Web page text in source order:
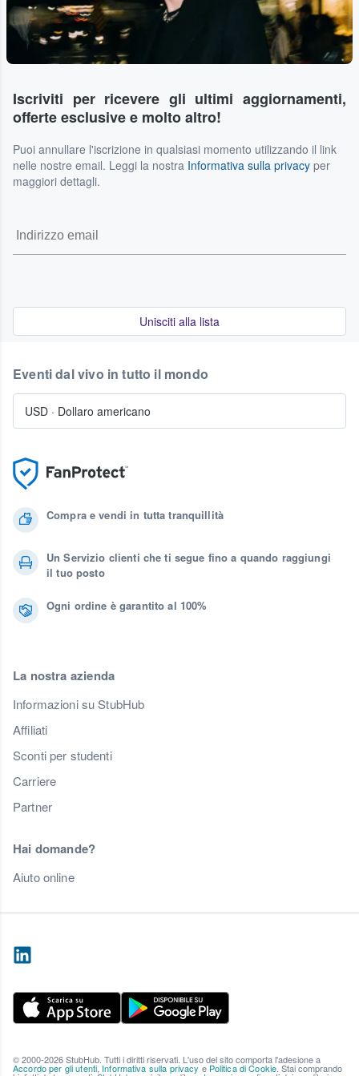
Iscriviti per ricevere gli ultimi aggiornamenti,
offerte esclusive e molto altro!
Puoi annullare l'iscrizione in qualsiasi momento utilizzando il link
nelle nostre email. Leggi la nostra Informativa sulla privacy per
maggiori dettagli.
Unisciti alla lista
Compra e vendi in tutta tranquillità
Un Servizio clienti che ti segue fino a quando raggiungi
il tuo posto
Ogni ordine è garantito al 100%
La nostra azienda
Informazioni su StubHub
Affiliati
Sconti per studenti
Carriere
Partner
Hai domande?
Aiuto online
Eventi dal vivo in tutto il mondo
USD · Dollaro americano
© 2000-2026 StubHub. Tutti i diritti riservati. L'uso del sito comporta l'adesione a
Accordo per gli utenti Informativa sulla privacy e Politica di Cookie . Stai comprando